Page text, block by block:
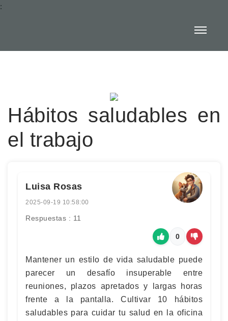
:
Hábitos saludables en
el trabajo
Luisa Rosas
2025-09-19 10:58:00
Respuestas : 11
0
Mantener un estilo de vida saludable puede
parecer un desafío insuperable entre
reuniones, plazos apretados y largas horas
frente a la pantalla. Cultivar 10 hábitos
saludables para cuidar tu salud en la oficina